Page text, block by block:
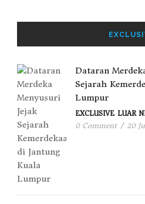
Dataran
Sejarah
Lumpur
EXCLUSIVE LUAR
0 Comment / 20